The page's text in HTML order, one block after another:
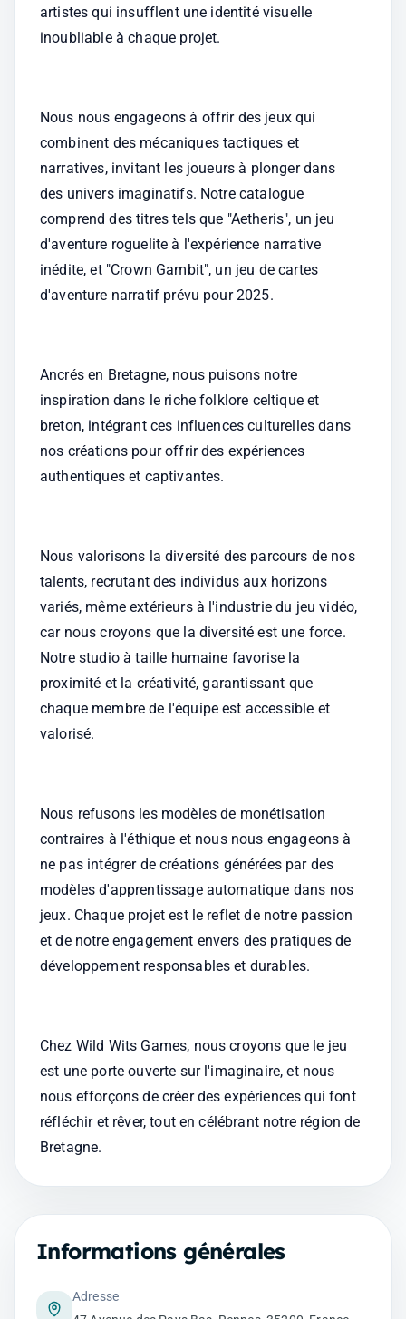
artistes qui insufflent une identité visuelle
inoubliable à chaque projet.
Nous nous engageons à offrir des jeux qui
combinent des mécaniques tactiques et
narratives, invitant les joueurs à plonger dans
des univers imaginatifs. Notre catalogue
comprend des titres tels que "Aetheris", un jeu
d'aventure roguelite à l'expérience narrative
inédite, et "Crown Gambit", un jeu de cartes
d'aventure narratif prévu pour 2025.
Ancrés en Bretagne, nous puisons notre
inspiration dans le riche folklore celtique et
breton, intégrant ces influences culturelles dans
nos créations pour offrir des expériences
authentiques et captivantes.
Nous valorisons la diversité des parcours de nos
talents, recrutant des individus aux horizons
variés, même extérieurs à l'industrie du jeu vidéo,
car nous croyons que la diversité est une force.
Notre studio à taille humaine favorise la
proximité et la créativité, garantissant que
chaque membre de l'équipe est accessible et
valorisé.
Nous refusons les modèles de monétisation
contraires à l'éthique et nous nous engageons à
ne pas intégrer de créations générées par des
modèles d'apprentissage automatique dans nos
jeux. Chaque projet est le reflet de notre passion
et de notre engagement envers des pratiques de
développement responsables et durables.
Chez Wild Wits Games, nous croyons que le jeu
est une porte ouverte sur l'imaginaire, et nous
nous efforçons de créer des expériences qui font
réfléchir et rêver, tout en célébrant notre région de
Bretagne.
Informations générales
Adresse